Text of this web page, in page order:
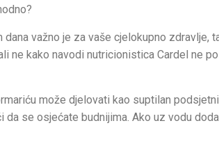
dana važno je za vaše cjelokupno
ne kako navodi nutricionistica Cardel ne
može djelovati kao suptilan
da se osjećate budnijima. Ako uz vodu